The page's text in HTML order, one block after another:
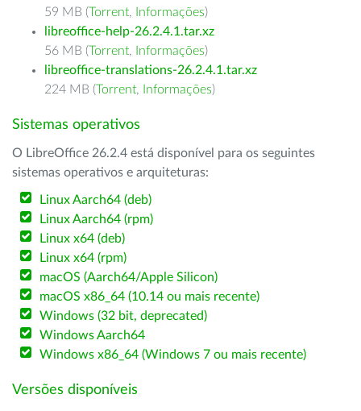
59 MB (Torrent, Informações)
libreoffice-help-26.2.4.1.tar.xz
56 MB (Torrent, Informações)
libreoffice-translations-26.2.4.1.tar.xz
224 MB (Torrent, Informações)
Sistemas operativos
O LibreOffice 26.2.4 está disponível para os seguintes
sistemas operativos e arquiteturas:
Linux Aarch64 (deb)
Linux Aarch64 (rpm)
Linux x64 (deb)
Linux x64 (rpm)
macOS (Aarch64/Apple Silicon)
macOS x86_64 (10.14 ou mais recente)
Windows (32 bit, deprecated)
Windows Aarch64
Windows x86_64 (Windows 7 ou mais recente)
Versões disponíveis